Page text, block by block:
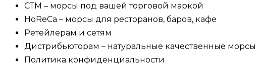
СТМ – морсы под вашей торговой маркой
HoReCa – морсы для ресторанов, баров, кафе
Ретейлерам и сетям
Дистрибьюторам – натуральные качественные морсы
Политика конфиденциальности